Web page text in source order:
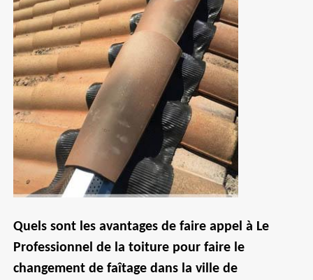
Quels sont les avantages de faire appel à Le
Professionnel de la toiture pour faire le
changement de faîtage dans la ville de